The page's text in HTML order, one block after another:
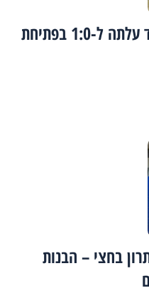
פתיחה חלקה: מכבי אשדוד עלתה ל-1:0 בפתיחת
בחצי – הבנות